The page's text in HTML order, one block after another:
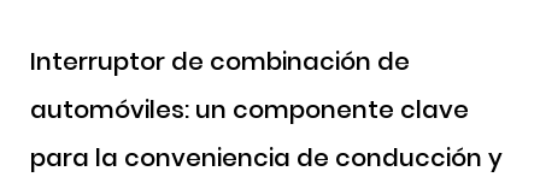
Interruptor de combinación de
automóviles: un componente clave
para la conveniencia de conducción y